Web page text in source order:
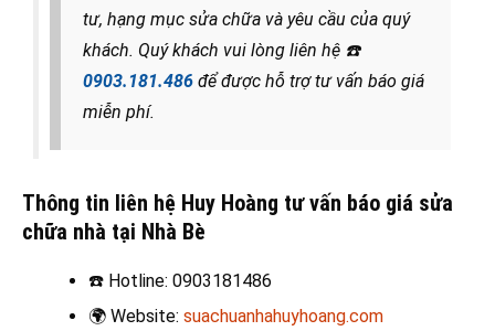
tư, hạng mục sửa chữa và yêu cầu của quý
khách. Quý khách vui lòng liên hệ ☎️
0903.181.486 để được hỗ trợ tư vấn báo giá
miễn phí.
Thông tin liên hệ Huy Hoàng tư vấn báo giá sửa
chữa nhà tại Nhà Bè
☎️ Hotline: 0903181486
🌍 Website: suachuanhahuyhoang.com